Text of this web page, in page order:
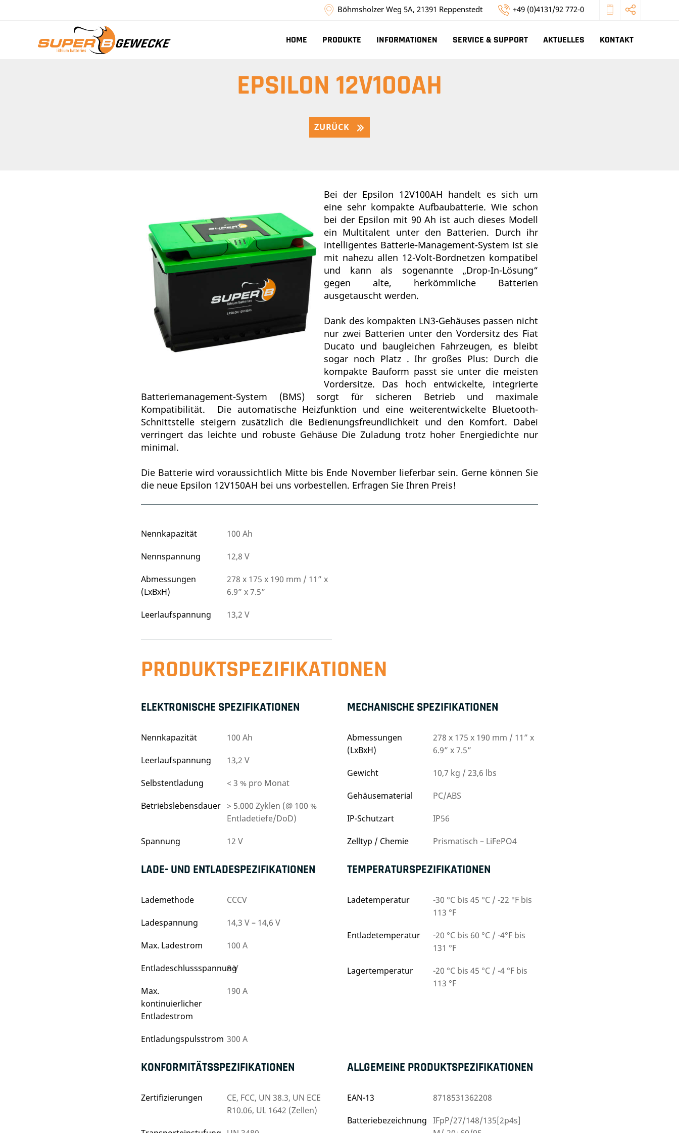
+49 (0)4131/92 772-0
Böhmsholzer Weg 5A, 21391 Reppenstedt
HOME PRODUKTE INFORMATIONEN SERVICE & SUPPORT AKTUELLES KONTAKT
EPSILON 12V100AH
ZURÜCK
Bei der Epsilon 12V100AH handelt es sich um
eine sehr kompakte Aufbaubatterie. Wie schon
bei der Epsilon mit 90 Ah ist auch dieses Modell
ein Multitalent unter den Batterien. Durch ihr
intelligentes Batterie-Management-System ist sie
mit nahezu allen 12-Volt-Bordnetzen kompatibel
und kann als sogenannte „Drop-In-Lösung“
gegen alte, herkömmliche Batterien
ausgetauscht werden.
Dank des kompakten LN3-Gehäuses passen nicht
nur zwei Batterien unter den Vordersitz des Fiat
Ducato und baugleichen Fahrzeugen, es bleibt
sogar noch Platz . Ihr großes Plus: Durch die
kompakte Bauform passt sie unter die meisten
Vordersitze. Das hoch entwickelte, integrierte
Batteriemanagement-System (BMS) sorgt für sicheren Betrieb und maximale
Kompatibilität. Die automatische Heizfunktion und eine weiterentwickelte Bluetooth-
Schnittstelle steigern zusätzlich die Bedienungsfreundlichkeit und den Komfort. Dabei
verringert das leichte und robuste Gehäuse Die Zuladung trotz hoher Energiedichte nur
minimal.
Die Batterie wird voraussichtlich Mitte bis Ende November lieferbar sein. Gerne können Sie
die neue Epsilon 12V150AH bei uns vorbestellen. Erfragen Sie Ihren Preis!
Nennkapazität 100 Ah
Nennspannung 12,8 V
Abmessungen
(LxBxH)
278 x 175 x 190 mm / 11” x
6.9” x 7.5”
Leerlaufspannung 13,2 V
PRODUKTSPEZIFIKATIONEN
ELEKTRONISCHE SPEZIFIKATIONEN
Nennkapazität 100 Ah
Leerlaufspannung 13,2 V
Selbstentladung < 3 % pro Monat
Betriebslebensdauer > 5.000 Zyklen (@ 100 %
Entladetiefe/DoD)
Spannung 12 V
MECHANISCHE SPEZIFIKATIONEN
Abmessungen
(LxBxH)
278 x 175 x 190 mm / 11” x
6.9” x 7.5”
Gewicht 10,7 kg / 23,6 lbs
Gehäusematerial PC/ABS
IP-Schutzart IP56
Zelltyp / Chemie Prismatisch – LiFePO4
LADE- UND ENTLADESPEZIFIKATIONEN
Lademethode CCCV
Ladespannung 14,3 V – 14,6 V
Max. Ladestrom 100 A
Entladeschlussspannung
8 V
Max.
kontinuierlicher
Entladestrom
190 A
Entladungspulsstrom 300 A
TEMPERATURSPEZIFIKATIONEN
Ladetemperatur
-30 °C bis 45 °C / -22 °F bis
113 °F
Entladetemperatur
-20 °C bis 60 °C / -4°F bis
131 °F
Lagertemperatur
-20 °C bis 45 °C / -4 °F bis
113 °F
KONFORMITÄTSSPEZIFIKATIONEN
Zertifizierungen
CE, FCC, UN 38.3, UN ECE
R10.06, UL 1642 (Zellen)
ALLGEMEINE PRODUKTSPEZIFIKATIONEN
EAN-13 8718531362208
Batteriebezeichnung IFpP/27/148/135[2p4s]